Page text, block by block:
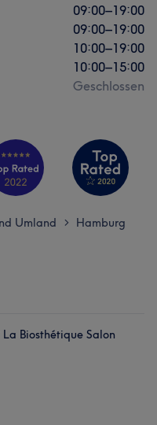
09:00–19:00
09:00–19:00
10:00–19:00
10:00–15:00
Geschlossen
Umland > Hamburg
Biosthétique Salon